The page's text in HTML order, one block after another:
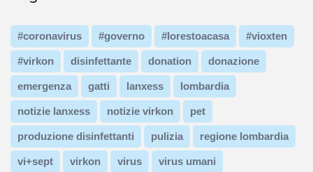
#coronavirus #governo #Iorestoacasa #vioxten
#virkon disinfettante donation donazione
emergenza gatti lanxess lombardia
notizie lanxess notizie virkon pet
produzione disinfettanti pulizia regione lombardia
vi+sept virkon virus virus umani